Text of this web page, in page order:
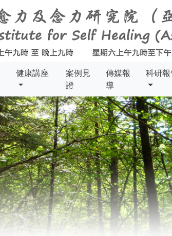
健康講座
案例見
證
傳媒報
導
科研